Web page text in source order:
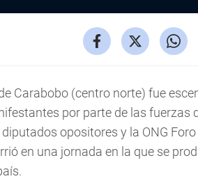
Carabobo (centro norte) fue
por parte de las fuerzas
opositores y la ONG Foro
en una jornada en la que se